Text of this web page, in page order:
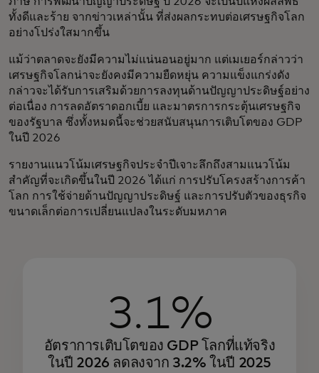
ทั้งดีและร้าย จากข่าวเหล่านั้น ที่ส่งผลกระทบต่อเศรษฐกิจโลก
อย่างโปร่งใสมากขึ้น
แม้ว่าตลาดจะยังมีความไม่แน่นอนอยู่มาก แต่เมเยอร์กล่าวว่า
เศรษฐกิจโลกน่าจะยังคงมีความยืดหยุ่น ความแข็งแกร่งดัง
กล่าวจะได้รับการเสริมด้วยการลงทุนด้านปัญญาประดิษฐ์อย่าง
ต่อเนื่อง การลดอัตราดอกเบี้ย และมาตรการกระตุ้นเศรษฐกิจ
ของรัฐบาล ซึ่งทั้งหมดนี้จะช่วยสนับสนุนการเติบโตของ GDP
ในปี 2026
รายงานแนวโน้มเศรษฐกิจประจำปีเจาะลึกถึงสามแนวโน้ม
สำคัญที่จะเกิดขึ้นในปี 2026 ได้แก่ การปรับโครงสร้างการค้า
โลก การใช้จ่ายด้านปัญญาประดิษฐ์ และการปรับตัวของธุรกิจ
ขนาดเล็กต่อการเปลี่ยนแปลงในระดับมหภาค
3.1%
อัตราการเติบโตของ GDP โลกที่แท้จริง
ในปี 2026 ลดลงจาก 3.2% ในปี 2025